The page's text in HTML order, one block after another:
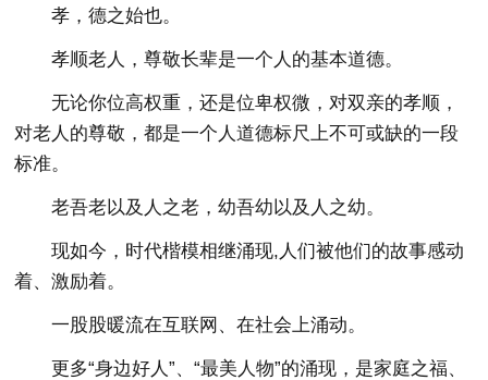
孝，德之始也。
孝顺老人，尊敬长辈是一个人的基本道德。
无论你位高权重，还是位卑权微，对双亲的孝顺，
对老人的尊敬，都是一个人道德标尺上不可或缺的一段
标准。
老吾老以及人之老，幼吾幼以及人之幼。
现如今，时代楷模相继涌现,人们被他们的故事感动
着、激励着。
一股股暖流在互联网、在社会上涌动。
更多“身边好人”、“最美人物”的涌现，是家庭之福、